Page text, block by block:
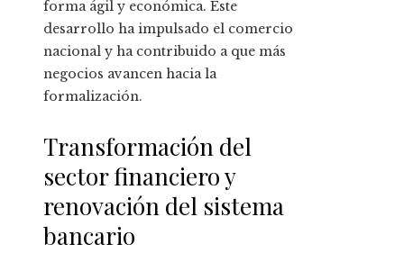
forma ágil y económica. Este
desarrollo ha impulsado el comercio
nacional y ha contribuido a que más
negocios avancen hacia la
formalización.
Transformación del
sector financiero y
renovación del sistema
bancario